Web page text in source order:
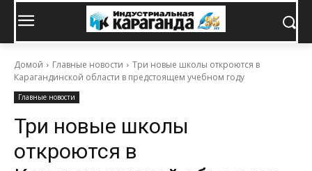
Домой Главные новости
Три новые школы откроются в
Карагандинской области в предстоящем учебном году
Главные новости
Три новые школы
откроются в